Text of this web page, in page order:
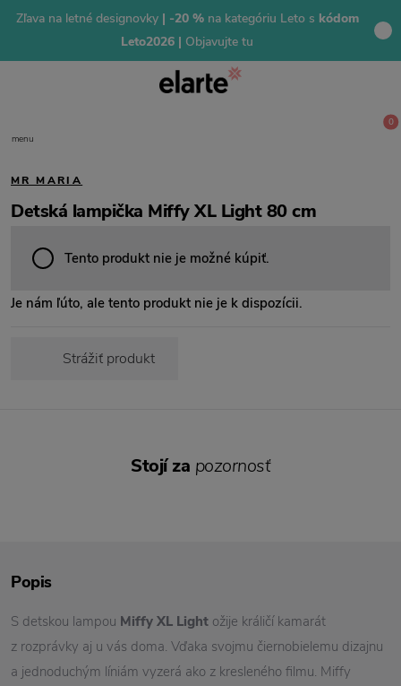
Zľava na letné designovky| -20 % na kategóriu Leto s kódom
Leto2026 | Objavujte tu
menu
0
MR MARIA
Detská lampička Miffy XL Light 80 cm
Tento produkt nie je možné kúpiť.
Je nám ľúto, ale tento produkt nie je k dispozícii.
Strážiť produkt
Popis
S detskou lampou Miffy XL Light ožije králičí kamarát
z rozprávky aj u vás doma. Vďaka svojmu čiernobielemu dizajnu
a jednoduchým líniám vyzerá ako z kresleného filmu. Miffy
Stojí za pozornosť